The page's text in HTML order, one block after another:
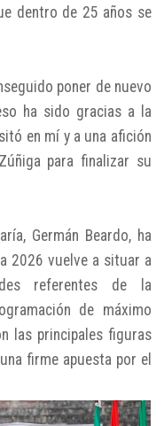
dentro de 25 años se
poner de nuevo
ha sido gracias a la
en mí y a una afición
para finalizar su
Germán Beardo, ha
2026 vuelve a situar a
referentes de la
de máximo
las principales figuras
firme apuesta por el